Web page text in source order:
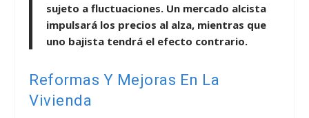
sujeto a fluctuaciones. Un mercado alcista
impulsará los precios al alza, mientras que
uno bajista tendrá el efecto contrario.
Reformas Y Mejoras En La
Vivienda